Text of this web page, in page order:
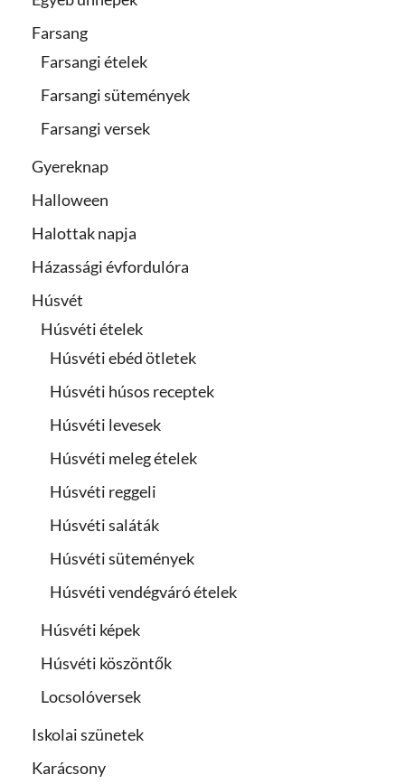
Farsang
Farsangi ételek
Farsangi sütemények
Farsangi versek
Gyereknap
Halloween
Halottak napja
Házassági évfordulóra
Húsvét
Húsvéti ételek
Húsvéti ebéd ötletek
Húsvéti húsos receptek
Húsvéti levesek
Húsvéti meleg ételek
Húsvéti reggeli
Húsvéti saláták
Húsvéti sütemények
Húsvéti vendégváró ételek
Húsvéti képek
Húsvéti köszöntők
Locsolóversek
Iskolai szünetek
Karácsony